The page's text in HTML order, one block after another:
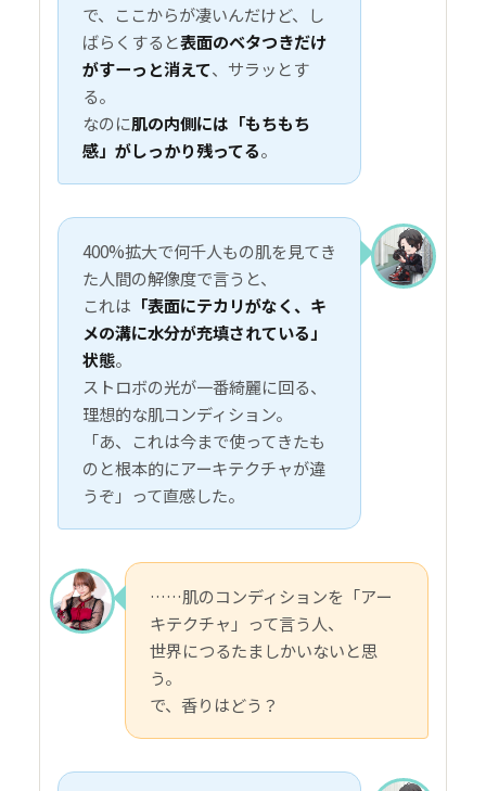
で、ここからが凄いんだけど、し
ばらくすると表面のベタつきだけ
がすーっと消えて、サラッとす
る。
なのに肌の内側には「もちもち
感」がしっかり残ってる。
400%拡大で何千人もの肌を見てき
た人間の解像度で言うと、
これは 「表面にテカリがなく、キ
メの溝に水分が充填されている」
状態。
ストロボの光が一番綺麗に回る、
理想的な肌コンディション。
「あ、これは今まで使ってきたも
のと根本的にアーキテクチャが違
うぞ」って直感した。
……肌のコンディションを「アー
キテクチャ」って言う人、
世界につるたましかいないと思
う。
で、香りはどう？